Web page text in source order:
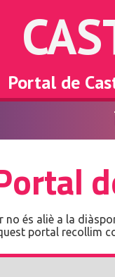
Portal de
no és aliè a la
portal recollim